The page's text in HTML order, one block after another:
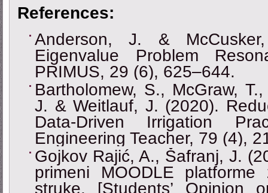
References:
Anderson, J. &
Eigenvalue Problem
PRIMUS, 29 (6), 625–644.
Bartholomew, S., McGraw,
J. & Weitlauf, J. (2020).
Data-Driven Irrigation
Engineering Teacher, 79 (4),
Gojkov Rajić, A., Šafranj, J.
primeni MOODLE
struke. [Students’ Opinion